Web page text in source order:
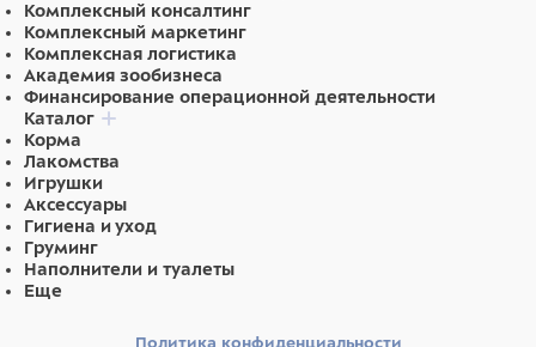
Комплексный консалтинг
Комплексный маркетинг
Комплексная логистика
Академия зообизнеса
Финансирование операционной деятельности
Каталог
Корма
Лакомства
Игрушки
Аксессуары
Гигиена и уход
Груминг
Наполнители и туалеты
Еще
Политика конфиденциальности